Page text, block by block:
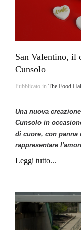
San Valentino, il
Cunsolo
Pubblicato in The Food
Una nuova
Cunsolo in
di cuore, con panna
rappresentare
Leggi tutto...